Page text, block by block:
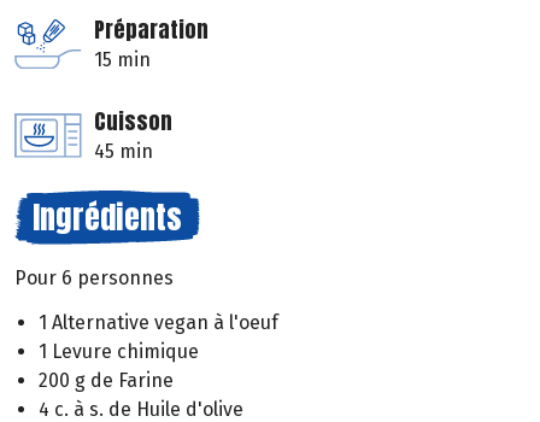
Préparation
15 min
Cuisson
45 min
Ingrédients
Pour 6 personnes
1 Alternative vegan à l'oeuf
1 Levure chimique
200 g de Farine
4 c. à s. de Huile d'olive